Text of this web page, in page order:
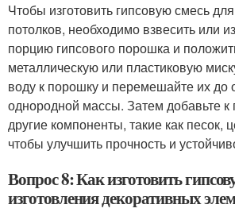
Чтобы изготовить гипсовую смесь
потолков, необходимо взвесить или
порцию гипсового порошка и
металлическую или пластиковую
воду к порошку и перемешайте их до
однородной массы. Затем добавьте к
другие компоненты, такие как песок,
чтобы улучшить прочность и
Вопрос 8: Как изготовить
изготовления декоративных